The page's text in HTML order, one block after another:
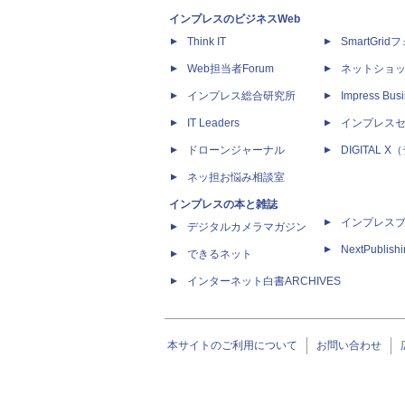
インプレスのビジネスWeb
Think IT
Web担当者Forum
インプレス総合研究所
IT Leaders
ドローンジャーナル
ネッ担お悩み相談室
インプレスの本と雑誌
デジタルカメラマガジン
できるネット
インターネット白書ARCHIVES
SmartGridフ
ネットショ
Impress
インプレス
DIGITAL X（
インプレス
本サイトのご利用について お問い合わせ